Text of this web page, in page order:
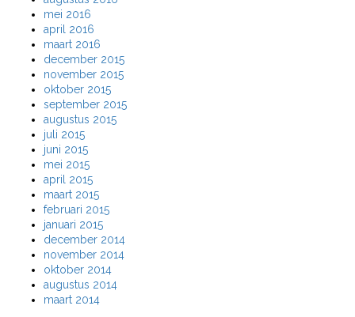
mei 2016
april 2016
maart 2016
december 2015
november 2015
oktober 2015
september 2015
augustus 2015
juli 2015
juni 2015
mei 2015
april 2015
maart 2015
februari 2015
januari 2015
december 2014
november 2014
oktober 2014
augustus 2014
maart 2014